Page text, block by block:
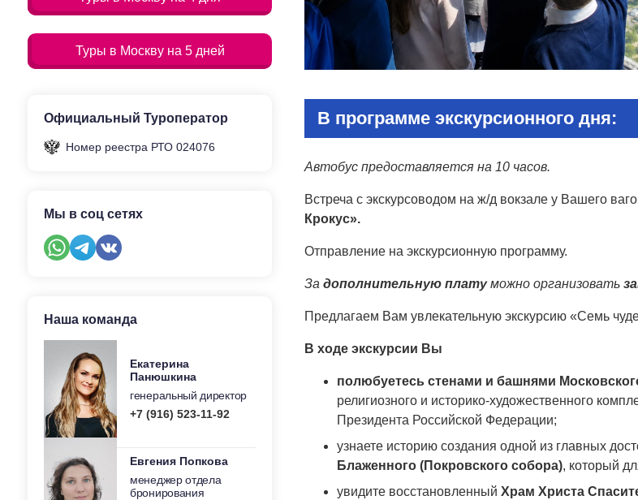
Туры в Москву на 5 дней
Официальный Туроператор
Номер реестра РТО 024076
Мы в соц сетях
Наша команда
Екатерина
Панюшкина
генеральный директор
+7 (916) 523-11-92
Евгения Попкова
менеджер отдела
бронирования
В программе экскурсионного дня:
Автобус предоставляется на 10 часов.
Встреча с экскурсоводом на ж/д вокзале у Вашего
Крокус».
Отправление на экскурсионную программу.
За дополнительную платуможно организовать
Предлагаем Вам увлекательную экскурсию «Семь
В ходе экскурсии Вы
полюбуетесь стенами и башнями
религиозного и историко-художественного
Президента Российской Федерации;
узнаете историю создания одной из главных
Блаженного (Покровского собора), который
увидите восстановленный Храм Христа